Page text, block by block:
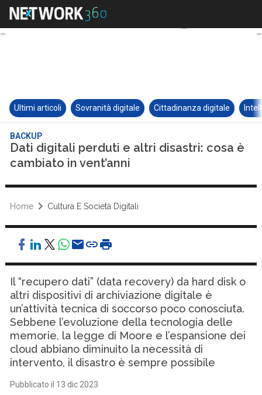
Ultimi articoli Sovranità digitale Cittadinanza digitale
BACKUP
Dati digitali perduti e altri disastri: cosa è
cambiato in vent’anni
Home Cultura E Società Digitali
Il “recupero dati” (data recovery) da hard disk o
altri dispositivi di archiviazione digitale è
un’attività tecnica di soccorso poco conosciuta.
Sebbene l’evoluzione della tecnologia delle
memorie, la legge di Moore e l’espansione dei
cloud abbiano diminuito la necessità di
intervento, il disastro è sempre possibile
Pubblicato il 13 dic 2023